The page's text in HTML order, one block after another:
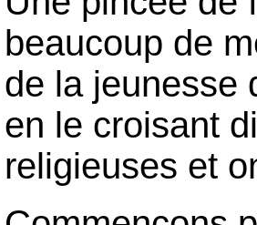
beaucoup de
de la jeunesse
en le croisant
religieuses et